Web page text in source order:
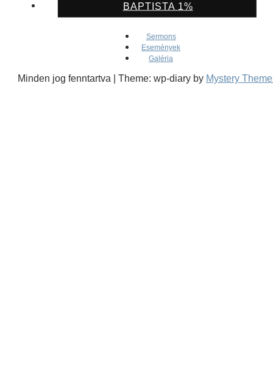
BAPTISTA 1%
Sermons
Események
Galéria
Minden jog fenntartva Theme: wp-diary by Mystery